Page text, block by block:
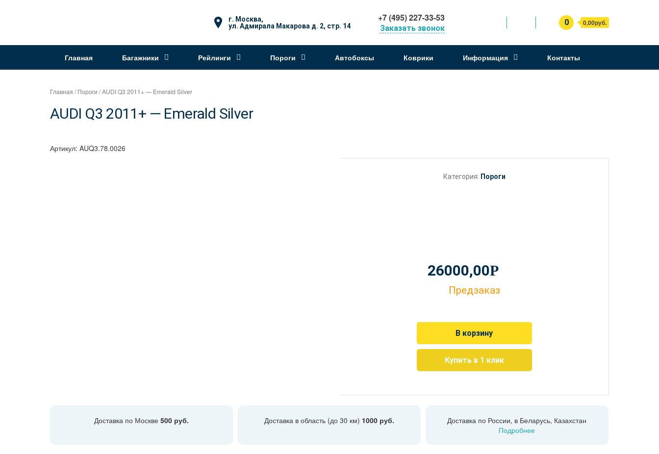
магазин
"Can
Auto"
г. Москва,
ул. Адмирала Макарова д. 2, стр. 14
+7 (495) 227-33-53
Заказать звонок
0 0,00руб.
Главная Багажники Рейлинги Пороги Автобоксы Коврики Информация Контакты
Главная /Пороги / AUDI Q3 2011+ — Emerald Silver
AUDI Q3 2011+ — Emerald Silver
Артикул: AUQ3.78.0026
Категория: Пороги
26000,00Р
Предзаказ
В корзину
Купить в 1 клик
Доставка по Москве 500 руб. Доставка в область (до 30 км) 1000 руб.
Доставка по России, в Беларусь, Казахстан
Подробнее